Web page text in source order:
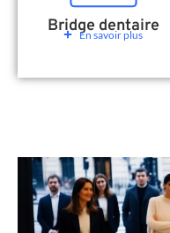
Bridge dentaire
En savoir plus